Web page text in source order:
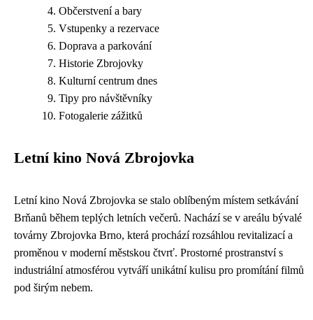
Občerstvení a bary
Vstupenky a rezervace
Doprava a parkování
Historie Zbrojovky
Kulturní centrum dnes
Tipy pro návštěvníky
Fotogalerie zážitků
Letní kino Nová Zbrojovka
Letní kino Nová Zbrojovka se stalo oblíbeným místem setkávání
Brňanů během teplých letních večerů. Nachází se v areálu bývalé
továrny Zbrojovka Brno, která prochází rozsáhlou revitalizací a
proměnou v moderní městskou čtvrť. Prostorné prostranství s
industriální atmosférou vytváří unikátní kulisu pro promítání filmů
pod širým nebem.